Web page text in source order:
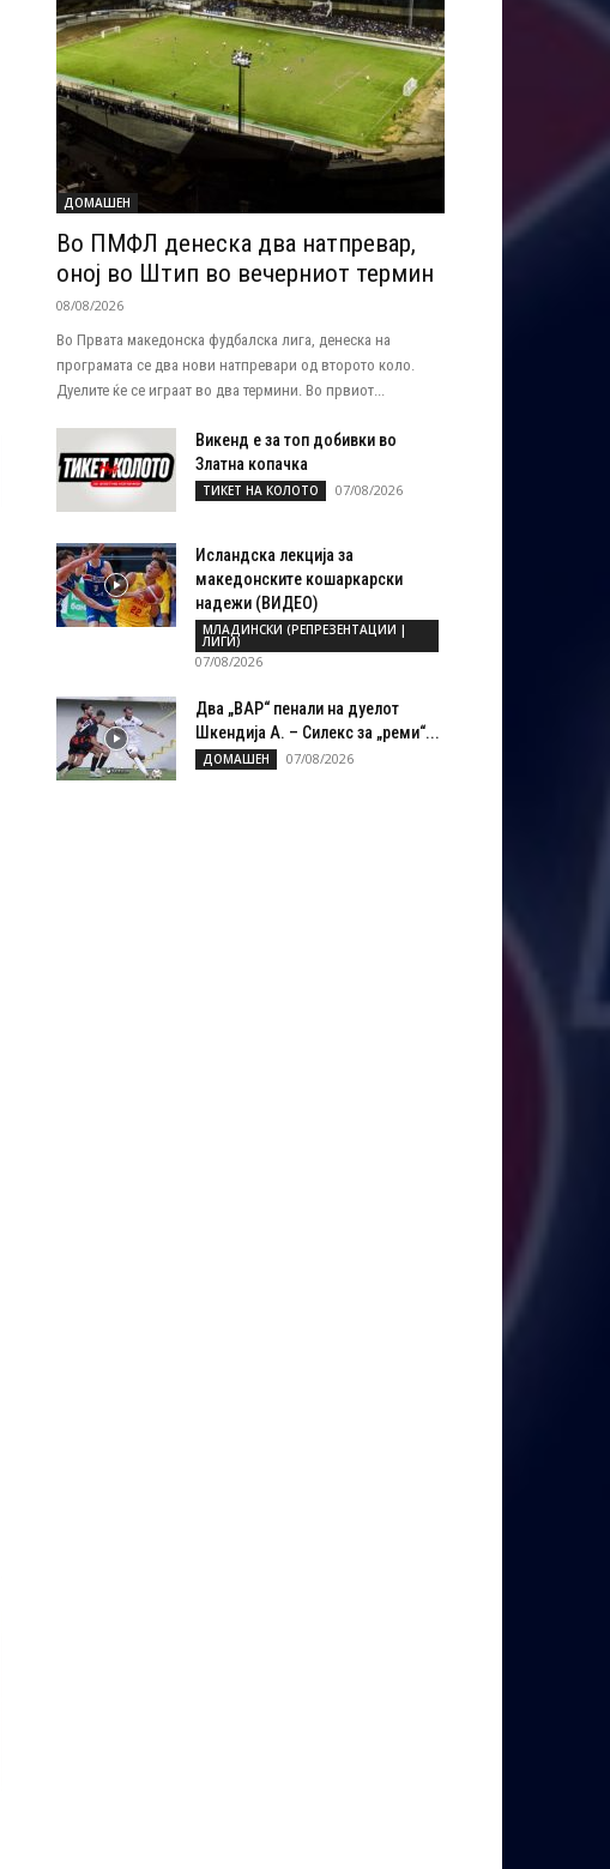
ДОМАШЕН
Во ПМФЛ денеска два натпревар,
оној во Штип во вечерниот термин
08/08/2026
Во Првата македонска фудбалска лига, денеска на
програмата се два нови натпревари од второто коло.
Дуелите ќе се играат во два термини. Во првиот...
Викенд е за топ добивки во
Златна копачка
ТИКЕТ НА КОЛОТО 07/08/2026
Исландска лекција за
македонските кошаркарски
надежи (ВИДЕО)
МЛАДИНСКИ (РЕПРЕЗЕНТАЦИИ |
ЛИГИ)
07/08/2026
Два „ВАР“ пенали на дуелот
Шкендија А. – Силекс за „реми“...
ДОМАШЕН 07/08/2026